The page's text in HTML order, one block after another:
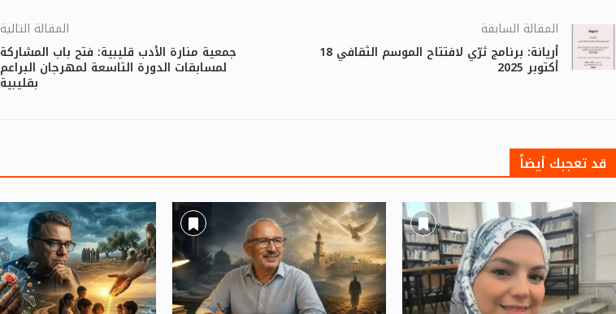
المقالة السابقة
أريانة: برنامج ثرّي لافتتاح الموسم الثقافي 18
أكتوبر 2025
المقالة التالية
جمعية منارة الأدب قليبية: فتح باب المشاركة
لمسابقات الدورة التاسعة لمهرجان البراعم
بقليبية
قد تعجبك أيضاً